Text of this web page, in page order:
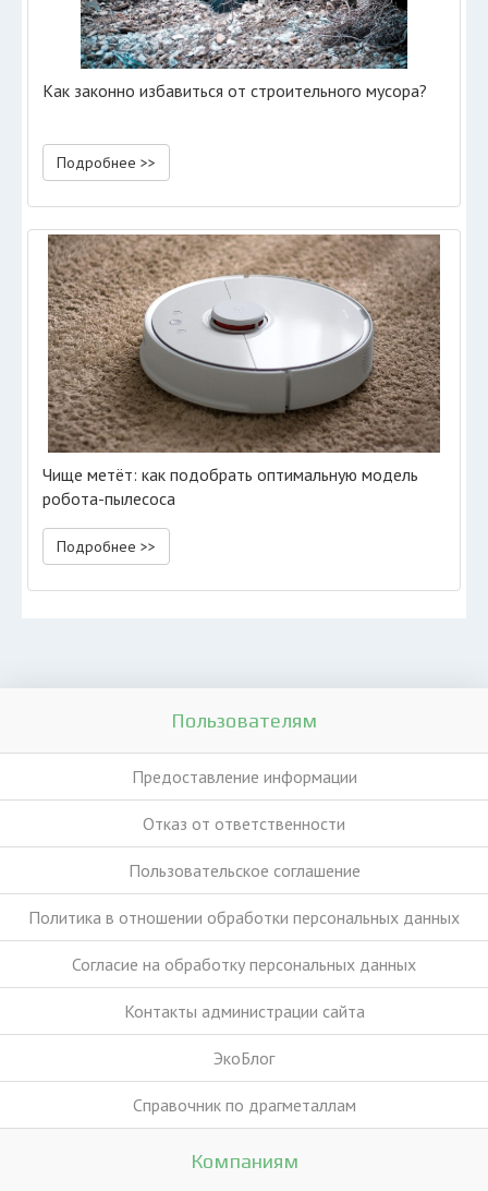
Как законно избавиться от строительного мусора?
Подробнее >>
Чище метёт: как подобрать оптимальную модель
робота-пылесоса
Подробнее >>
Пользователям
Предоставление информации
Отказ от ответственности
Пользовательское соглашение
Политика в отношении обработки персональных данных
Согласие на обработку персональных данных
Контакты администрации сайта
ЭкоБлог
Справочник по драгметаллам
Компаниям